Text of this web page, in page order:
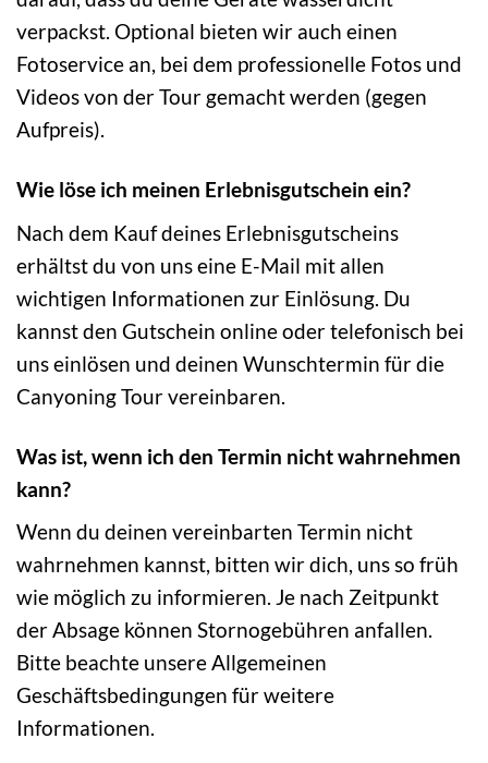
verpackst. Optional bieten wir auch einen
Fotoservice an, bei dem professionelle Fotos und
Videos von der Tour gemacht werden (gegen
Aufpreis).
Wie löse ich meinen Erlebnisgutschein ein?
Nach dem Kauf deines Erlebnisgutscheins
erhältst du von uns eine E-Mail mit allen
wichtigen Informationen zur Einlösung. Du
kannst den Gutschein online oder telefonisch bei
uns einlösen und deinen Wunschtermin für die
Canyoning Tour vereinbaren.
Was ist, wenn ich den Termin nicht wahrnehmen
kann?
Wenn du deinen vereinbarten Termin nicht
wahrnehmen kannst, bitten wir dich, uns so früh
wie möglich zu informieren. Je nach Zeitpunkt
der Absage können Stornogebühren anfallen.
Bitte beachte unsere Allgemeinen
Geschäftsbedingungen für weitere
Informationen.